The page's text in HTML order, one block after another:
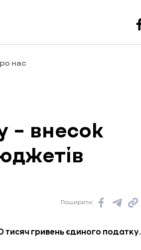
нас
– внесок
Поширити:
тисяч гривень єдиного податку.